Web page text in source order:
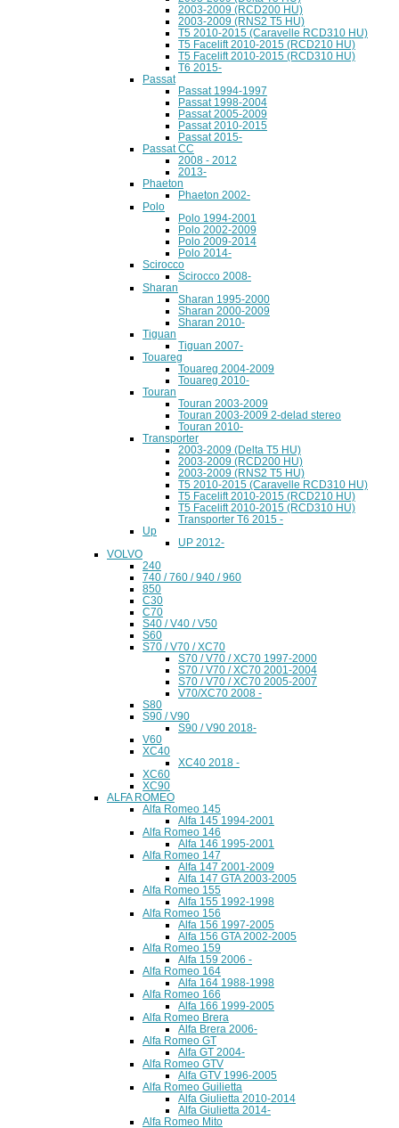
2003-2009 (RCD200 HU)
2003-2009 (RNS2 T5 HU)
T5 2010-2015 (Caravelle RCD310 HU)
T5 Facelift 2010-2015 (RCD210 HU)
T5 Facelift 2010-2015 (RCD310 HU)
T6 2015-
Passat
Passat 1994-1997
Passat 1998-2004
Passat 2005-2009
Passat 2010-2015
Passat 2015-
Passat CC
2008 - 2012
2013-
Phaeton
Phaeton 2002-
Polo
Polo 1994-2001
Polo 2002-2009
Polo 2009-2014
Polo 2014-
Scirocco
Scirocco 2008-
Sharan
Sharan 1995-2000
Sharan 2000-2009
Sharan 2010-
Tiguan
Tiguan 2007-
Touareg
Touareg 2004-2009
Touareg 2010-
Touran
Touran 2003-2009
Touran 2003-2009 2-delad stereo
Touran 2010-
Transporter
2003-2009 (Delta T5 HU)
2003-2009 (RCD200 HU)
2003-2009 (RNS2 T5 HU)
T5 2010-2015 (Caravelle RCD310 HU)
T5 Facelift 2010-2015 (RCD210 HU)
T5 Facelift 2010-2015 (RCD310 HU)
Transporter T6 2015 -
Up
UP 2012-
VOLVO
240
740 / 760 / 940 / 960
850
C30
C70
S40 / V40 / V50
S60
S70 / V70 / XC70
S70 / V70 / XC70 1997-2000
S70 / V70 / XC70 2001-2004
S70 / V70 / XC70 2005-2007
V70/XC70 2008 -
S80
S90 / V90
S90 / V90 2018-
V60
XC40
XC40 2018 -
XC60
XC90
ALFA ROMEO
Alfa Romeo 145
Alfa 145 1994-2001
Alfa Romeo 146
Alfa 146 1995-2001
Alfa Romeo 147
Alfa 147 2001-2009
Alfa 147 GTA 2003-2005
Alfa Romeo 155
Alfa 155 1992-1998
Alfa Romeo 156
Alfa 156 1997-2005
Alfa 156 GTA 2002-2005
Alfa Romeo 159
Alfa 159 2006 -
Alfa Romeo 164
Alfa 164 1988-1998
Alfa Romeo 166
Alfa 166 1999-2005
Alfa Romeo Brera
Alfa Brera 2006-
Alfa Romeo GT
Alfa GT 2004-
Alfa Romeo GTV
Alfa GTV 1996-2005
Alfa Romeo Guilietta
Alfa Giulietta 2010-2014
Alfa Giulietta 2014-
Alfa Romeo Mito